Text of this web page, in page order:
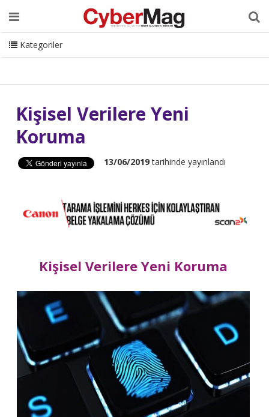
Ana Sayfa Hakkımızda Dergi Editörden
Danışmanlık
ISC Turkey Sizden Gelenler
İletişim
CyberMag Logo
Kategoriler
Kişisel Verilere Yeni
Koruma
13/06/2019tarihinde yayınlandı
Kişisel Verilere Yeni Koruma